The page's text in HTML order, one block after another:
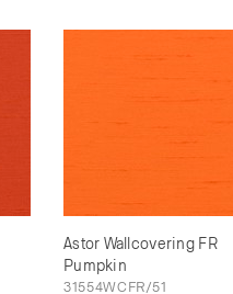
Astor Wallcovering FR
Pumpkin
31554WCFR/51